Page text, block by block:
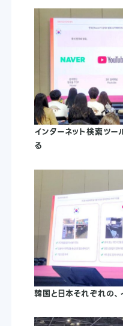
インターネット検索ツ
る
韓国と日本それぞれの、